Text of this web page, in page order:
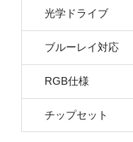
光学ドライブ
ブルーレイ対応
RGB仕様
チップセット